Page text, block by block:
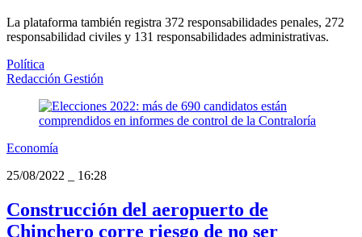
La plataforma también registra 372 responsabilidades penales, 272
responsabilidad civiles y 131 responsabilidades administrativas.
Política
Redacción Gestión
Economía
25/08/2022
16:28
Construcción del aeropuerto de
Chinchero corre riesgo de no ser